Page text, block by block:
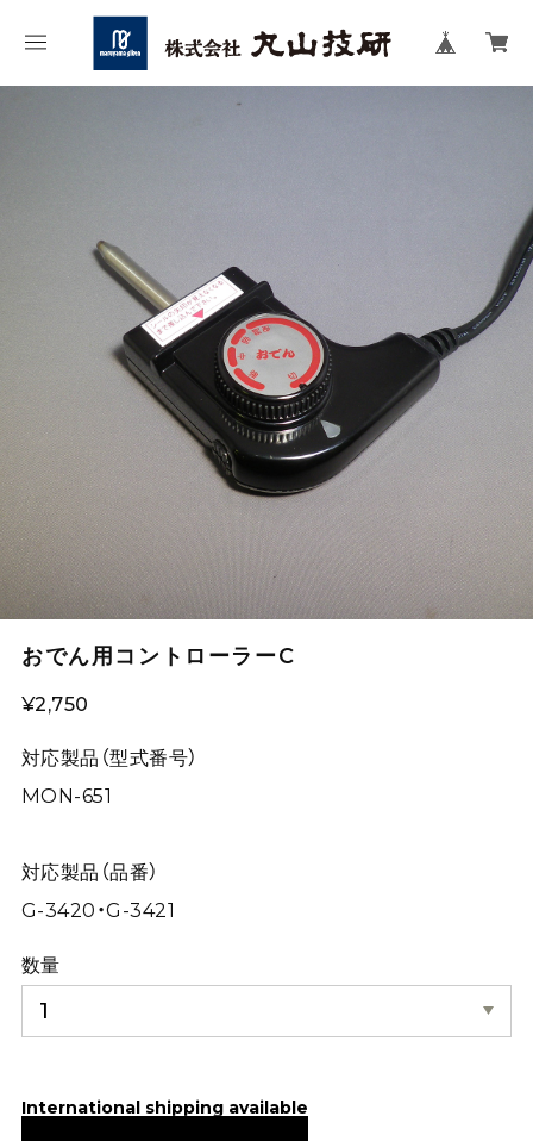
おでん用コントローラーC
¥2,750
対応製品（型式番号）
MON-651
対応製品（品番）
G-3420・G-3421
数量
International shipping available